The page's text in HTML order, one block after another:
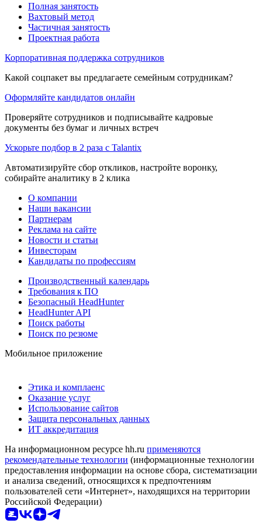
Полная занятость
Вахтовый метод
Частичная занятость
Проектная работа
Корпоративная поддержка сотрудников
Какой соцпакет вы предлагаете семейным сотрудникам?
Оформляйте кандидатов онлайн
Проверяйте сотрудников и подписывайте кадровые
документы без бумаг и личных встреч
Ускорьте подбор в 2 раза с Talantix
Автоматизируйте сбор откликов, настройте воронку,
собирайте аналитику в 2 клика
О компании
Наши вакансии
Партнерам
Реклама на сайте
Новости и статьи
Инвесторам
Кандидаты по профессиям
Производственный календарь
Требования к ПО
Безопасный HeadHunter
HeadHunter API
Поиск работы
Поиск по резюме
Мобильное приложение
Этика и комплаенс
Оказание услуг
Использование сайтов
Защита персональных данных
ИТ аккредитация
На информационном ресурсе hh.ru применяются
рекомендательные технологии (информационные технологии
предоставления информации на основе сбора, систематизации
и анализа сведений, относящихся к предпочтениям
пользователей сети «Интернет», находящихся на территории
Российской Федерации)